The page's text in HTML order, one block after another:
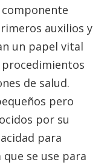
auxilios y
un papel vital
procedimientos
de salud.
pero
por su
para
se use para